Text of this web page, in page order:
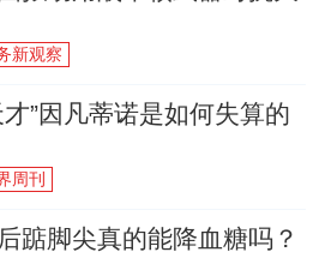
新观察
才”因凡蒂诺是如何失算的
周刊
踮脚尖真的能降血糖吗？